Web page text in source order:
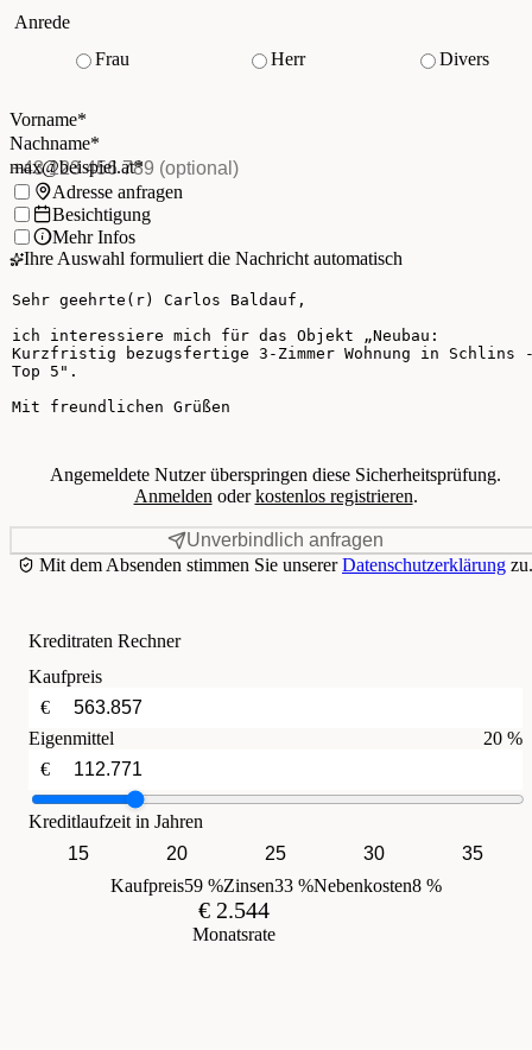
Ihre Kontaktdaten
Anrede
Frau
Herr
Divers
Vorname*
Nachname
Nachname*
E-Mail*(Pflichtfeld)
max@beispiel.at*
Telefon(optional)
Ich möchte:Adresse anfragen
Besichtigung
Mehr Infos
Ihre Auswahl formuliert die Nachricht automatisch
Ihre Nachricht
Angemeldete Nutzer überspringen diese Sicherheitsprüfung.
Anmelden oderkostenlos registrieren.
Unverbindlich anfragen
Mit dem Absenden stimmen Sie unsererDatenschutzerklärung zu.
Kreditraten Rechner
Kaufpreis
€
Eigenmittel
20 %
€
Kreditlaufzeit in Jahren
15
20 25 30
35
Kaufpreis59 %Zinsen33 %Nebenkosten8 %
€ 2.544
Monatsrate